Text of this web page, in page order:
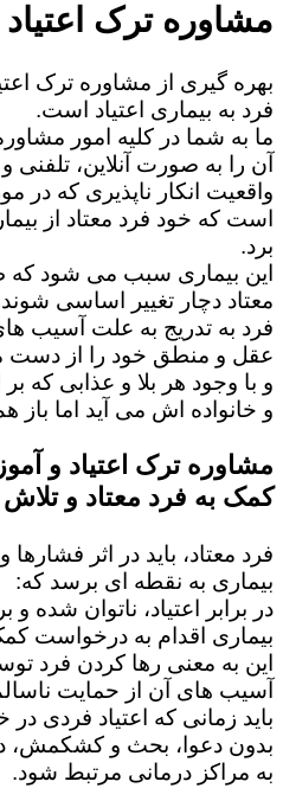
مشاوره ترک اعتیاد
بهره گیری از مشاوره ترک
فرد به بیماری اعتیاد است.
ما به شما در کلیه امور
آن را به صورت آنلاین،
واقعیت انکار ناپذیری که در
است که خود فرد معتاد از
برد.
این بیماری سبب می شود که
معتاد دچار تغییر اساسی
فرد به تدریج به علت آسیب
عقل و منطق خود را از دست
و با وجود هر بلا و عذابی که
و خانواده اش می آید اما باز
مشاوره ترک اعتیاد و
کمک به فرد معتاد و
فرد معتاد، باید در اثر
بیماری به نقطه ای برسد که:
در برابر اعتیاد، ناتوان شده و
بیماری اقدام به درخواست
این به معنی رها کردن فرد
آسیب های آن از حمایت
باید زمانی که اعتیاد فردی
بدون دعوا، بحث و کشکمش،
به مراکز درمانی مرتبط شود.